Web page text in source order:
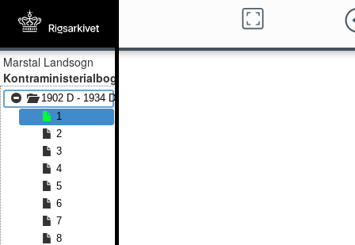
Marstal Landsogn
Kontraministerialbog
1902 D - 1934 D
1
2
3
4
5
6
7
8